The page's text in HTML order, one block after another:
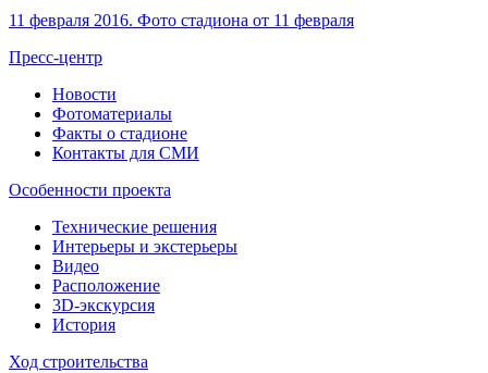
11 февраля 2016. Фото стадиона от 11 февраля
Пресс-центр
Новости
Фотоматериалы
Факты о стадионе
Контакты для СМИ
Особенности проекта
Технические решения
Интерьеры и экстерьеры
Видео
Расположение
3D-экскурсия
История
Ход строительства